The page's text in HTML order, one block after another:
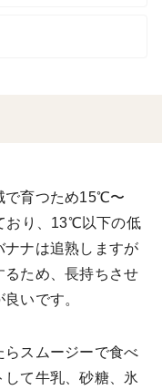
で育つため15℃〜
おり、13℃以下の低
ナは追熟しますが
るため、長持ちさせ
いです。
スムージーで食べ
て牛乳、砂糖、氷